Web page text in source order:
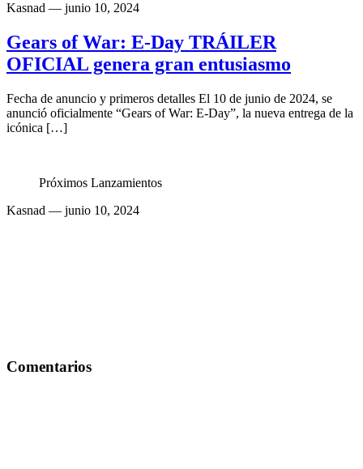
Kasnad — junio 10, 2024
Gears of War: E-Day TRÁILER
OFICIAL genera gran entusiasmo
Fecha de anuncio y primeros detalles El 10 de junio de 2024, se
anunció oficialmente “Gears of War: E-Day”, la nueva entrega de la
icónica […]
Próximos Lanzamientos
Kasnad — junio 10, 2024
Comentarios